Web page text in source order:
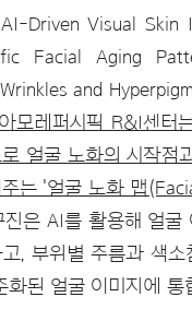
Driven Visual Skin
Facial Aging
and
아모레퍼시픽 R&I센터
얼굴 노화의 시작점
는 '얼굴 노화 맵
진은 AI를 활용해 얼굴
, 부위별 주름과 색
화된 얼굴 이미지에 통